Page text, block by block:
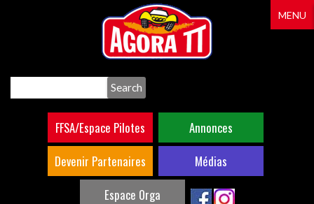
FFSA/Espace Pilotes
Annonces
Devenir Partenaires
Médias
Espace Orga
MENU